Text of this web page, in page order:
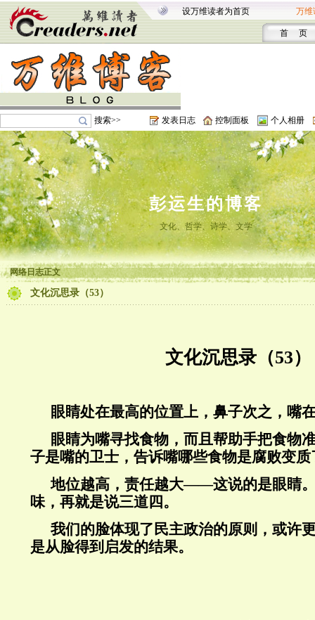
设万维读者为首页 万维
首 页
搜索>> 发表日志 控制面板 个人相册
彭运生的博客
文化、哲学、诗学、文学
网络日志正文
文化沉思录（53）
文化沉思录（53）
眼睛处在最高的位置上，鼻子次之，嘴
眼睛为嘴寻找食物，而且帮助手把食物
子是嘴的卫士，告诉嘴哪些食物是腐败变质
地位越高，责任越大——这说的是眼睛
味，再就是说三道四。
我们的脸体现了民主政治的原则，或许
是从脸得到启发的结果。